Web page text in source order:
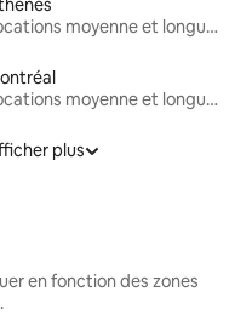
Locations moyenne et longue durée
Locations moyenne et longue durée
plus
en fonction des zones